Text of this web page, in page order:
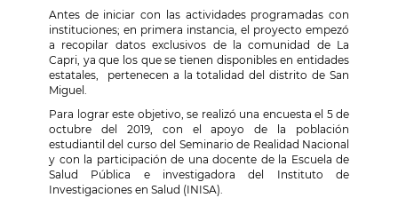
Antes de iniciar con las actividades programadas con
instituciones; en primera instancia, el proyecto empezó
a recopilar datos exclusivos de la comunidad de La
Capri, ya que los que se tienen disponibles en entidades
estatales, pertenecen a la totalidad del distrito de San
Miguel.
Para lograr este objetivo, se realizó una encuesta el 5 de
octubre del 2019, con el apoyo de la población
estudiantil del curso del Seminario de Realidad Nacional
y con la participación de una docente de la Escuela de
Salud Pública e investigadora del Instituto de
Investigaciones en Salud (INISA).